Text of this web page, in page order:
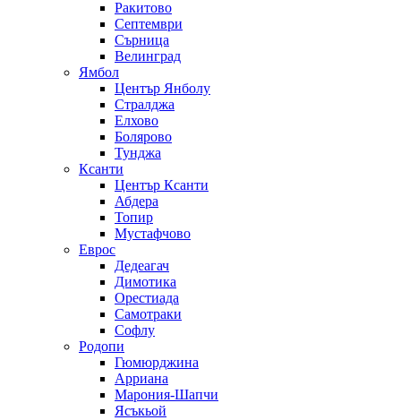
Ракитово
Септември
Сърница
Велинград
Ямбол
Център Янболу
Стралджа
Елхово
Болярово
Тунджа
Ксанти
Център Ксанти
Абдера
Топир
Мустафчово
Еврос
Дедеагач
Димотика
Орестиада
Самотраки
Софлу
Родопи
Гюмюрджина
Арриана
Марония-Шапчи
Ясъкьой